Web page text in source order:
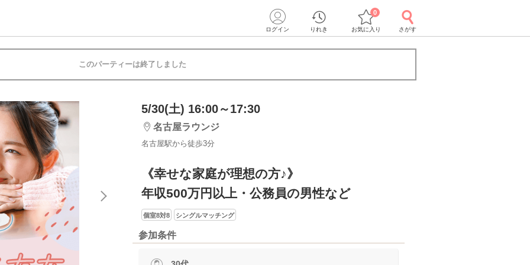
ログイン りれき お気に入り
0
さがす
このパーティーは終了しました
5/30(土) 16:00～17:30
名古屋ラウンジ
名古屋駅から徒歩3分
《幸せな家庭が理想の方♪》
年収500万円以上・公務員の男性など
個室8対8 シングルマッチング
参加条件